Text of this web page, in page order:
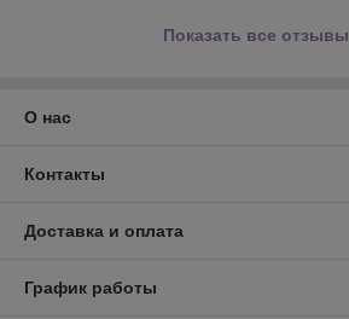
Показать все отзывы
О нас
Контакты
Доставка и оплата
График работы